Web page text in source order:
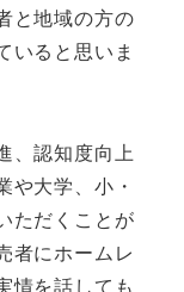
と地域の方の
いると思いま
、認知度向上
や大学、小・
ただくことが
者にホームレ
情を話しても